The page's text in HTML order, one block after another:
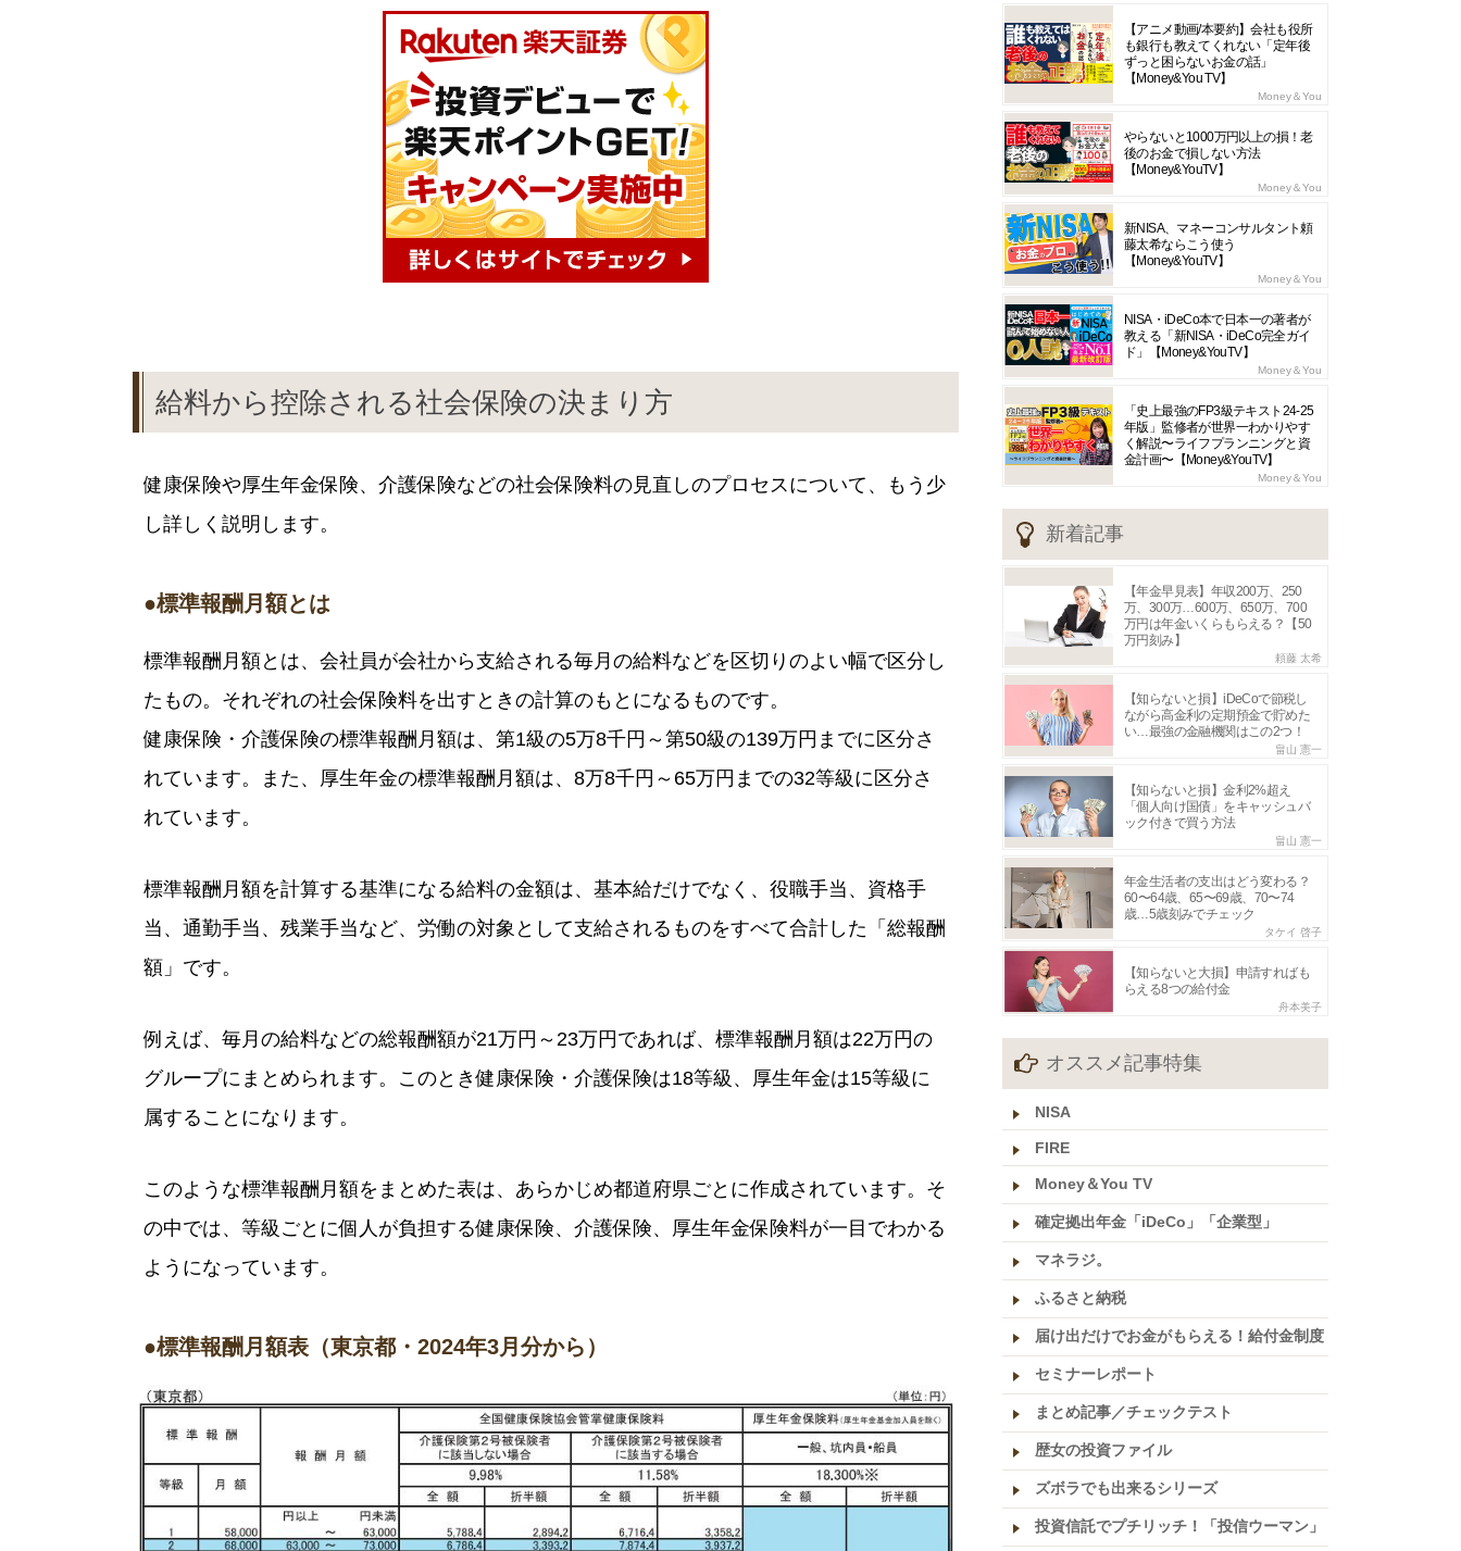
給料から控除される社会保険の決まり方
健康保険や厚生年金保険、介護保険などの社会保険料の見直しのプロセスについて、もう少
し詳しく説明します。
●標準報酬月額とは
標準報酬月額とは、会社員が会社から支給される毎月の給料などを区切りのよい幅で区分し
たもの。それぞれの社会保険料を出すときの計算のもとになるものです。
健康保険・介護保険の標準報酬月額は、第1級の5万8千円～第50級の139万円までに区分さ
れています。また、厚生年金の標準報酬月額は、8万8千円～65万円までの32等級に区分さ
れています。
標準報酬月額を計算する基準になる給料の金額は、基本給だけでなく、役職手当、資格手
当、通勤手当、残業手当など、労働の対象として支給されるものをすべて合計した「総報酬
額」です。
例えば、毎月の給料などの総報酬額が21万円～23万円であれば、標準報酬月額は22万円の
グループにまとめられます。このとき健康保険・介護保険は18等級、厚生年金は15等級に
属することになります。
このような標準報酬月額をまとめた表は、あらかじめ都道府県ごとに作成されています。そ
の中では、等級ごとに個人が負担する健康保険、介護保険、厚生年金保険料が一目でわかる
ようになっています。
●標準報酬月額表（東京都・2024年3月分から）
【アニメ動画/本要約】会社も役所
も銀行も教えてくれない「定年後
ずっと困らないお金の話」
【Money&You TV】
Money＆You
やらないと1000万円以上の損！老
後のお金で損しない方法
【Money&YouTV】
Money＆You
新NISA、マネーコンサルタント頼
藤太希ならこう使う
【Money&YouTV】
Money＆You
NISA・iDeCo本で日本一の著者が
教える「新NISA・iDeCo完全ガイ
ド」【Money&YouTV】
Money＆You
「史上最強のFP3級テキスト24-25
年版」監修者が世界一わかりやす
く解説〜ライフプランニングと資
金計画〜【Money&YouTV】
Money＆You
新着記事
【年金早見表】年収200万、250
万、300万…600万、650万、700
万円は年金いくらもらえる？【50
万円刻み】
頼藤 太希
【知らないと損】iDeCoで節税し
ながら高金利の定期預金で貯めた
い…最強の金融機関はこの2つ！
畠山 憲一
【知らないと損】金利2%超え
「個人向け国債」をキャッシュバ
ック付きで買う方法
畠山 憲一
年金生活者の支出はどう変わる？
60〜64歳、65〜69歳、70〜74
歳…5歳刻みでチェック
タケイ 啓子
【知らないと大損】申請すればも
らえる8つの給付金
舟本美子
オススメ記事特集
NISA
FIRE
Money＆You TV
確定拠出年金「iDeCo」「企業型」
マネラジ。
ふるさと納税
届け出だけでお金がもらえる！給付金制度
セミナーレポート
まとめ記事／チェックテスト
歴女の投資ファイル
ズボラでも出来るシリーズ
投資信託でプチリッチ！「投信ウーマン」